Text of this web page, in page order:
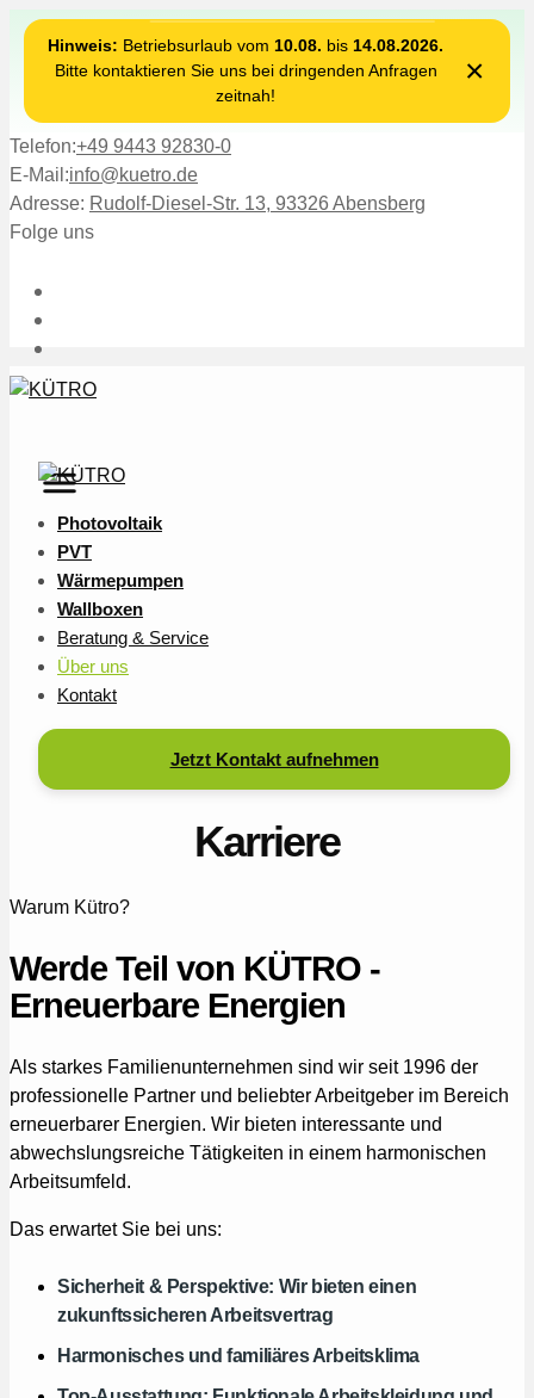
Hinweis: Betriebsurlaub vom 10.08. bis 14.08.2026.
Bitte kontaktieren Sie uns bei dringenden Anfragen
zeitnah!
×
Telefon:+49 9443 92830-0
E-Mail:info@kuetro.de
Adresse: Rudolf-Diesel-Str. 13, 93326 Abensberg
Folge uns
Photovoltaik
PVT
Wärmepumpen
Wallboxen
Beratung & Service
Über uns
Kontakt
Jetzt Kontakt aufnehmen
Karriere
Warum Kütro?
Werde Teil von KÜTRO -
Erneuerbare Energien
Als starkes Familienunternehmen sind wir seit 1996 der
professionelle Partner und beliebter Arbeitgeber im Bereich
erneuerbarer Energien. Wir bieten interessante und
abwechslungsreiche Tätigkeiten in einem harmonischen
Arbeitsumfeld.
Das erwartet Sie bei uns:
Sicherheit & Perspektive: Wir bieten einen
zukunftssicheren Arbeitsvertrag
Harmonisches und familiäres Arbeitsklima